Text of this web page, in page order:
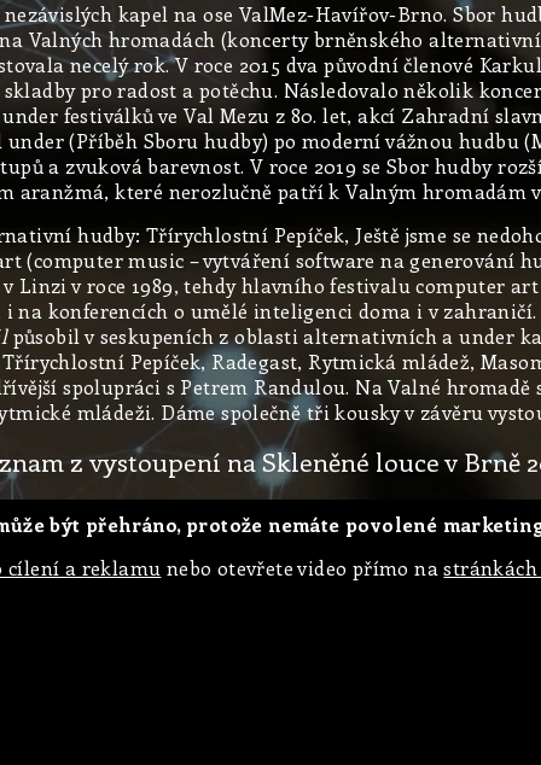
kapel na ose ValMez-Havířov-Brno. Sbor
Valných hromadách (koncerty brněnského
necelý rok. V roce 2015 dva původní členové
pro radost a potěchu. Následovalo několik
festiválků ve Val Mezu z 80. let, akcí Zahradní
under (Příběh Sboru hudby) po moderní vážnou hudbu
a zvuková barevnost. V roce 2019 se Sbor hudby
aranžmá, které nerozlučně patří k Valným hromadám v
hudby: Třírychlostní Pepíček, Ještě jsme se
(computer music – vytváření software na generování
Linzi v roce 1989, tehdy hlavního festivalu computer
na konferencích o umělé inteligenci doma i v
působil v seskupeních z oblasti alternativních a under
Pepíček, Radegast, Rytmická mládež,
spolupráci s Petrem Randulou. Na Valné hromadě
mládeži. Dáme společně tři kousky v závěru
z vystoupení na Skleněné louce v Brně
být přehráno, protože nemáte povolené
cílení a reklamu nebo otevřete video přímo nastránkách